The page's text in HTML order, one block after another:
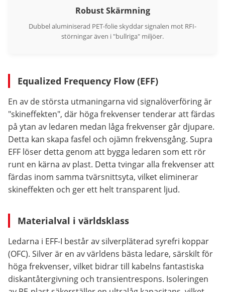
Robust Skärmning
Dubbel aluminiserad PET-folie skyddar signalen mot RFI-
störningar även i "bullriga" miljöer.
Equalized Frequency Flow (EFF)
En av de största utmaningarna vid signalöverföring är
"skineffekten", där höga frekvenser tenderar att färdas
på ytan av ledaren medan låga frekvenser går djupare.
Detta kan skapa fasfel och ojämn frekvensgång. Supra
EFF löser detta genom att bygga ledaren som ett rör
runt en kärna av plast. Detta tvingar alla frekvenser att
färdas inom samma tvärsnittsyta, vilket eliminerar
skineffekten och ger ett helt transparent ljud.
Materialval i världsklass
Ledarna i EFF-I består av silverpläterad syrefri koppar
(OFC). Silver är en av världens bästa ledare, särskilt för
höga frekvenser, vilket bidrar till kabelns fantastiska
diskantåtergivning och transientrespons. Isoleringen